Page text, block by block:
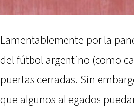
Lamentablemente por la
del fútbol argentino (como
puertas cerradas. Sin
que algunos allegados